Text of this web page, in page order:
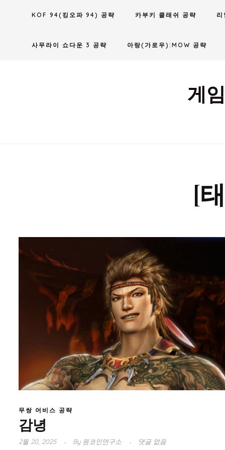
KOF 94(킹오파 94) 공략 카부키 클래쉬 공략
사무라이 쇼다운 3 공략 아랑(가로우):MOW 공략
게
[
무쌍 어비스 공략
감녕
2월 20, 2025 By원코인연구소 댓글 없음